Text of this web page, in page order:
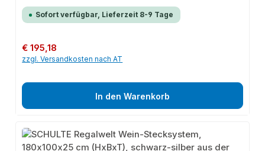
Lagerung. Mit diesem Weinregal schaffen Sie dem idealen Stauraum Ihrer
Getränkekisten.PERFEKTES MAßAnders als bei aufgestapelten Kisten, ist der
Hauses.Unsere Regale werden ohne chemische Zusatzstoffe oder
Weichmacher nach streng überwachten Richtlinien in Deutschland
produziert. So können wir eine gleichbleibende, hohe und langlebige
schwarz/silber
Sofort verfügbar, Lieferzeit 8-9 Tage
Regulärer Preis:
€ 195,18
zzgl. Versandkosten nach AT
In den Warenkorb